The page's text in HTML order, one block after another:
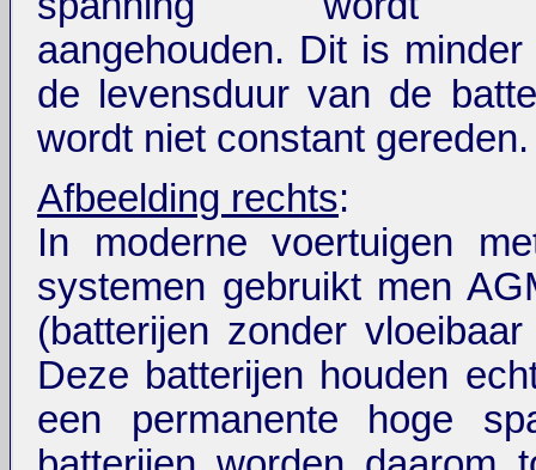
aangehouden. Dit is
de levensduur van de
wordt niet constant gereden.
Afbeelding rechts:
In moderne voertuigen
systemen gebruikt men
(batterijen zonder
Deze batterijen houden
een permanente hoge